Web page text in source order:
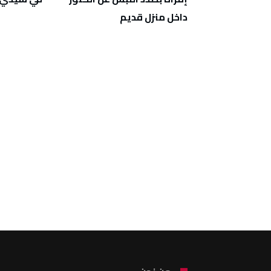
داخل منزل قديم